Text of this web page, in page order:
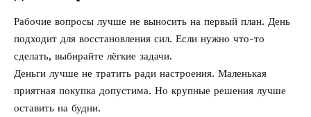
Рабочие вопросы лучше не выносить на первый план. День
подходит для восстановления сил. Если нужно что-то
сделать, выбирайте лёгкие задачи.
Деньги лучше не тратить ради настроения. Маленькая
приятная покупка допустима. Но крупные решения лучше
оставить на будни.